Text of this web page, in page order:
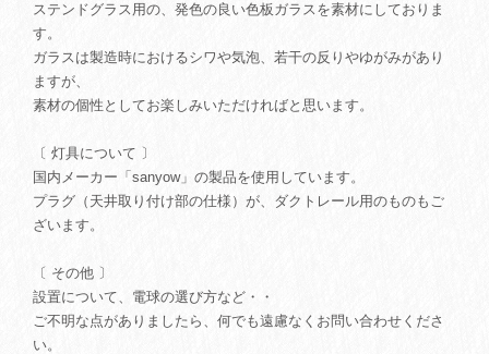
ステンドグラス用の、発色の良い色板ガラスを素材にしておりま
す。
ガラスは製造時におけるシワや気泡、若干の反りやゆがみがあり
ますが、
素材の個性としてお楽しみいただければと思います。
〔 灯具について 〕
国内メーカー「sanyow」の製品を使用しています。
プラグ（天井取り付け部の仕様）が、ダクトレール用のものもご
ざいます。
〔 その他 〕
設置について、電球の選び方など・・
ご不明な点がありましたら、何でも遠慮なくお問い合わせくださ
い。